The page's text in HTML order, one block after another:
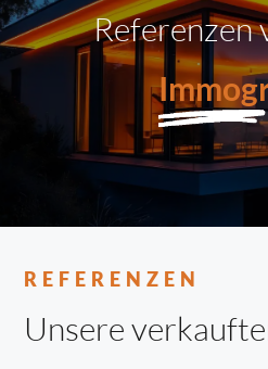
Referenzen
REFERENZEN
Unsere